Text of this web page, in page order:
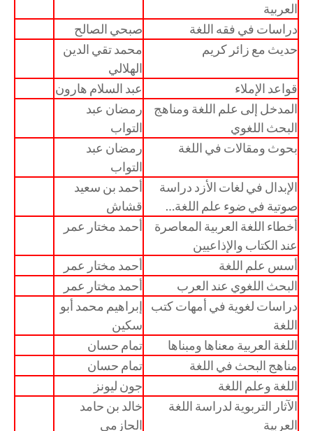
العربية
دراسات في فقه اللغة
صبحي الصالح
حديث مع زائر كريم
محمد تقي الدين
الهلالي
قواعد الإملاء
عبد السلام هارون
المدخل إلى علم اللغة ومناهج
البحث اللغوي
رمضان عبد
التواب
بحوث ومقالات في اللغة
رمضان عبد
التواب
الإبدال في لغات الأزد دراسة
صوتية في ضوء علم اللغة…
أحمد بن سعيد
قشاش
أخطاء اللغة العربية المعاصرة
عند الكتاب والإذاعيين
أحمد مختار عمر
أسس علم اللغة
أحمد مختار عمر
البحث اللغوي عند العرب
أحمد مختار عمر
دراسات لغوية في أمهات كتب
اللغة
إبراهيم محمد أبو
سكين
اللغة العربية معناها ومبناها
تمام حسان
مناهج البحث في اللغة
تمام حسان
اللغة وعلم اللغة
جون ليونز
الآثار التربوية لدراسة اللغة
العربية
خالد بن حامد
الحازمي